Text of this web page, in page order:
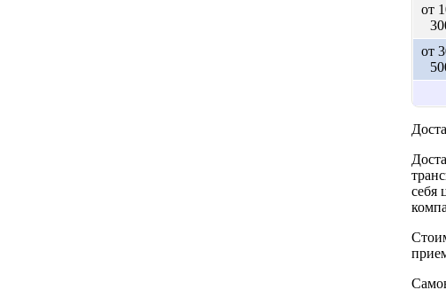
от
от
себя